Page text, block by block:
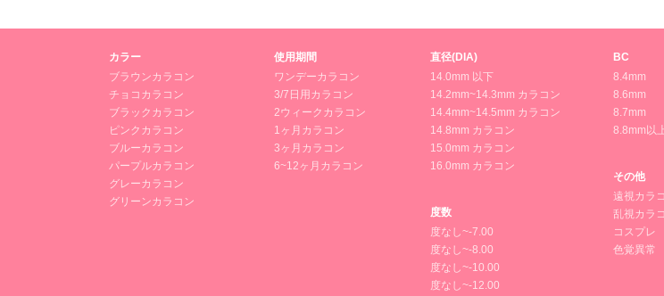
カラー
ブラウンカラコン
チョコカラコン
ブラックカラコン
ピンクカラコン
ブルーカラコン
パープルカラコン
グレーカラコン
グリーンカラコン
使用期間
ワンデーカラコン
3/7日用カラコン
2ウィークカラコン
1ヶ月カラコン
3ヶ月カラコン
6~12ヶ月カラコン
直径(DIA)
14.0mm 以下
14.2mm~14.3mm カラコン
14.4mm~14.5mm カラコン
14.8mm カラコン
15.0mm カラコン
16.0mm カラコン
度数
度なし~-7.00
度なし~-8.00
度なし~-10.00
度なし~-12.00
BC
8.4mm
8.6mm
8.7mm
8.8mm以
その他
遠視カラ
乱視カラ
コスプレ
色覚異常